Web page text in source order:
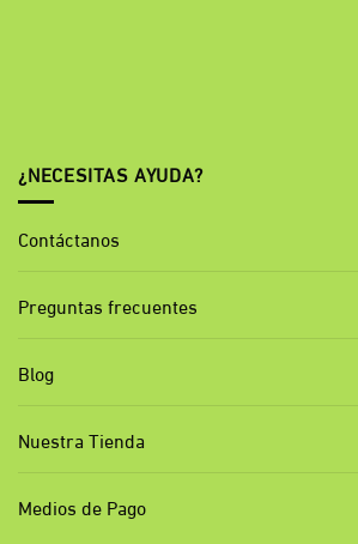
¿NECESITAS AYUDA?
Contáctanos
Preguntas frecuentes
Blog
Nuestra Tienda
Medios de Pago